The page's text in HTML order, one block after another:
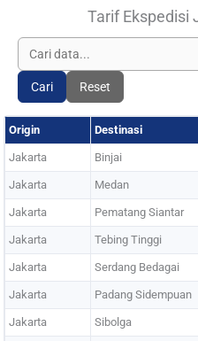
Tarif Ekspedisi
Cari Reset
Origin Destinasi
Jakarta Binjai
Jakarta Medan
Jakarta Pematang Siantar
Jakarta Tebing Tinggi
Jakarta Serdang Bedagai
Jakarta Padang Sidempuan
Jakarta Sibolga